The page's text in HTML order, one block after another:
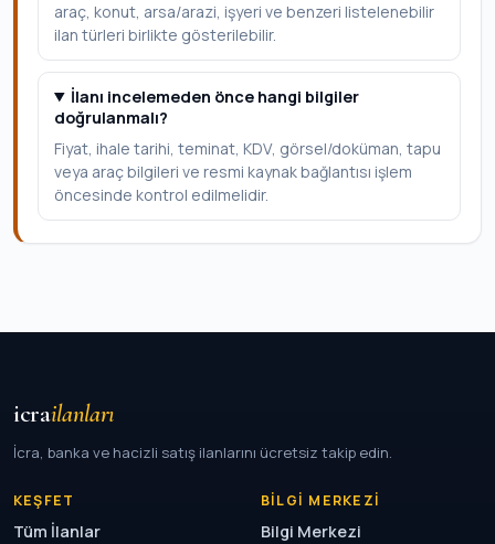
araç, konut, arsa/arazi, işyeri ve benzeri listelenebilir
ilan türleri birlikte gösterilebilir.
İlanı incelemeden önce hangi bilgiler
doğrulanmalı?
Fiyat, ihale tarihi, teminat, KDV, görsel/doküman, tapu
veya araç bilgileri ve resmi kaynak bağlantısı işlem
öncesinde kontrol edilmelidir.
icrailanları
İcra, banka ve hacizli satış ilanlarını ücretsiz takip edin.
KEŞFET
Tüm İlanlar
BILGI MERKEZI
Bilgi Merkezi